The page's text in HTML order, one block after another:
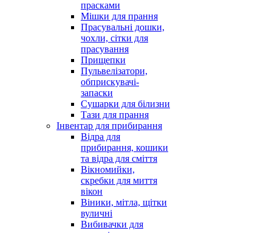
прасками
Мішки для прання
Прасувальні дошки,
чохли, сітки для
прасування
Прищепки
Пульвелізатори,
обприскувачі-
запаски
Сушарки для білизни
Тази для прання
Інвентар для прибирання
Відра для
прибирання, кошики
та відра для сміття
Вікномийки,
скребки для миття
вікон
Віники, мітла, щітки
вуличні
Вибивачки для